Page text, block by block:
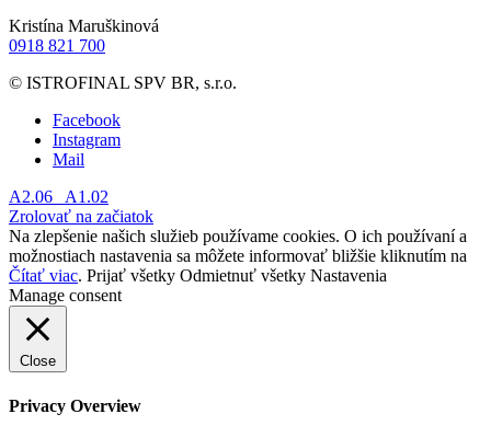
Kristína Maruškinová
0918 821 700
© ISTROFINAL SPV BR, s.r.o.
Facebook
Instagram
Mail
A2.06
A1.02
Zrolovať na začiatok
Na zlepšenie našich služieb používame cookies. O ich používaní a
možnostiach nastavenia sa môžete informovať bližšie kliknutím na
Čítať viac. Prijať všetky Odmietnuť všetky Nastavenia
Manage consent
Close
Privacy Overview